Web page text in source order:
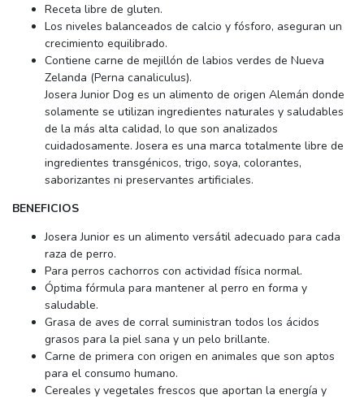
Receta libre de gluten.
Los niveles balanceados de calcio y fósforo, aseguran un
crecimiento equilibrado.
Contiene carne de mejillón de labios verdes de Nueva
Zelanda (Perna canaliculus).
Josera Junior Dog es un alimento de origen Alemán donde
solamente se utilizan ingredientes naturales y saludables
de la más alta calidad, lo que son analizados
cuidadosamente. Josera es una marca totalmente libre de
ingredientes transgénicos, trigo, soya, colorantes,
saborizantes ni preservantes artificiales.
BENEFICIOS
Josera Junior es un alimento versátil adecuado para cada
raza de perro.
Para perros cachorros con actividad física normal.
Óptima fórmula para mantener al perro en forma y
saludable.
Grasa de aves de corral suministran todos los ácidos
grasos para la piel sana y un pelo brillante.
Carne de primera con origen en animales que son aptos
para el consumo humano.
Cereales y vegetales frescos que aportan la energía y